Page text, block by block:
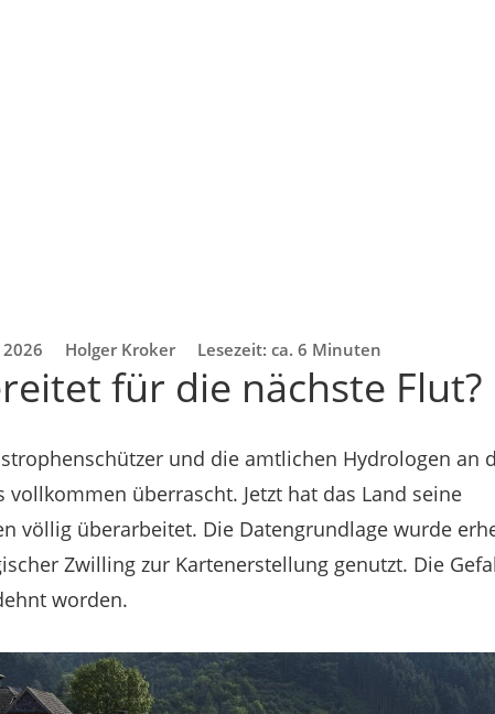
2026 Holger Kroker Lesezeit: ca. 6 Minuten
für die nächste Flut?
und die amtlichen Hydrologen an
vollkommen überrascht. Jetzt hat das Land seine
völlig überarbeitet. Die Datengrundlage wurde
Zwilling zur Kartenerstellung genutzt. Die
worden.